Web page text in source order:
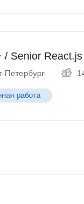
/ Senior React.js
Петербург
работа